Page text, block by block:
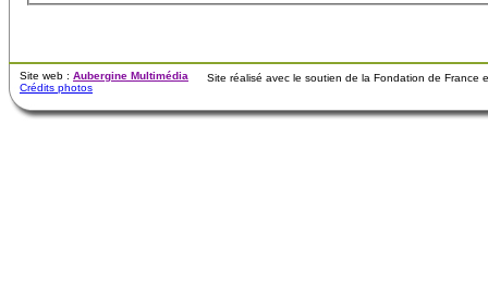
Site web : Aubergine Multimédia
Crédits photos
Site réalisé avec le soutien de la Fondation de France